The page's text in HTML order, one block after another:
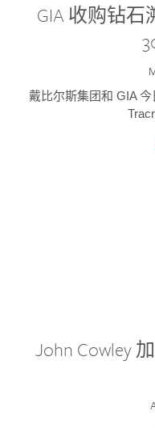
GIA 收购钻石
戴比尔斯集团和 GIA
John Cowley